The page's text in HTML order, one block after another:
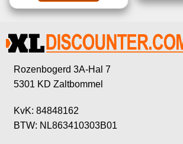
Rozenbogerd 3A-Hal 7
5301 KD Zaltbommel
KvK: 84848162
BTW: NL863410303B01